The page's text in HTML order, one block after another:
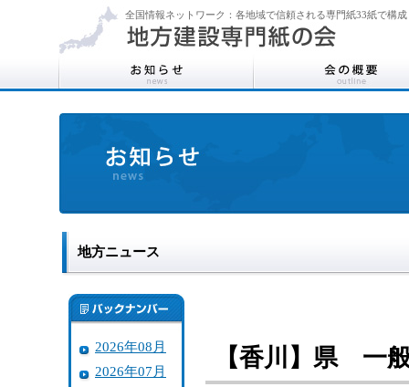
全国情報ネットワーク：各地域で信頼される専門紙33紙で構成
地方ニュース
2026年08月
2026年07月
【香川】県 一